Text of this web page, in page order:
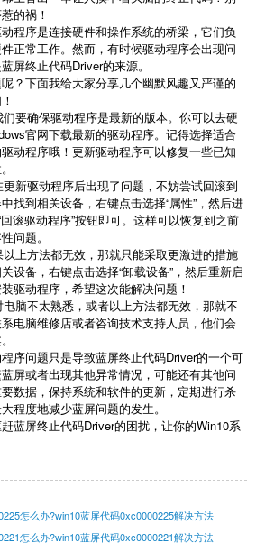
的祸！
程序是连接硬件和操作系统的桥梁，它们负
正常工作。然而，有时候驱动程序会出现问
屏终止代码Driver的来源。
？下面我给大家分享几个幽默风趣又严谨的
要确保驱动程序是最新的版本。你可以去硬
官网下载最新的驱动程序。记得选择适合
动程序哦！更新驱动程序可以修复一些已知
新驱动程序后出现了问题，不妨尝试回滚到
找到相关设备，右键点击选择“属性”，然后进
回滚驱动程序”按钮即可。这样可以恢复到之前
问题。
上方法都无效，那就只能采取更激进的措施
设备，右键点击选择“卸载设备”，然后重新启
驱动程序，希望这次能解决问题！
脑不太熟悉，或者以上方法都无效，那就不
电脑维修店或者咨询技术支持人员，他们会
序问题只是导致蓝屏终止代码Driver的一个可
屏或者出现其他异常情况，可能还有其他问
数据，保持系统和软件的更新，定期进行杀
程度地减少蓝屏问题的发生。
蓝屏终止代码Driver的困扰，让你的Win10系
怎么办?win10蓝屏代码0xc0000225解决方法
怎么办?win10蓝屏代码0xc0000221解决方法